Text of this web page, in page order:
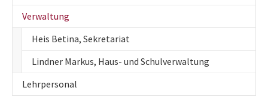
Verwaltung
Heis Betina, Sekretariat
Lindner Markus, Haus- und Schulverwaltung
Lehrpersonal